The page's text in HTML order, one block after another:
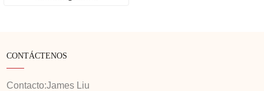
CONTÁCTENOS
Contacto:James Liu